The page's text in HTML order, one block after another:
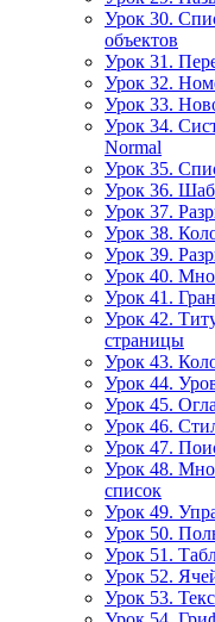
Урок 30.
объектов
Урок 31.
Урок 32.
Урок 33.
Урок 34.
Normal
Урок 35.
Урок 36.
Урок 37.
Урок 38.
Урок 39.
Урок 40.
Урок 41.
Урок 42.
страницы
Урок 43.
Урок 44.
Урок 45.
Урок 46.
Урок 47.
Урок 48.
список
Урок 49.
Урок 50.
Урок 51.
Урок 52.
Урок 53.